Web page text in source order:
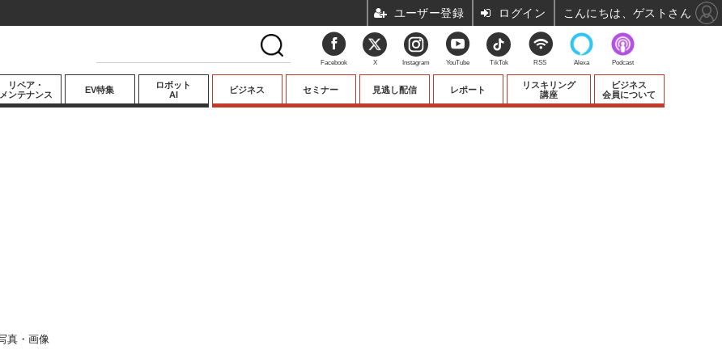
リペア・
メンテナンス
EV特集
ロボット
AI
ビジネス セミナー 見逃し配信 レポート
リスキリング
講座
ビジネス
会員について
真・画像
Facebook X Instagram YouTube TikTok RSS Alexa Podcast
ユーザー登録 ログイン こんにちは、ゲストさん